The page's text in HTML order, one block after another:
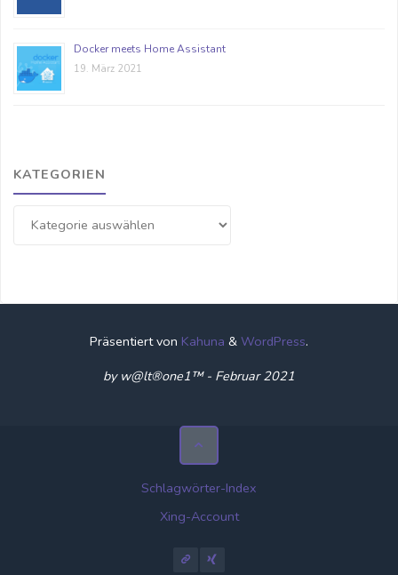
Docker meets Home Assistant
19. März 2021
KATEGORIEN
Präsentiert von Kahuna & WordPress.
by w@lt®one1™ - Februar 2021
Schlagwörter-Index
Xing-Account